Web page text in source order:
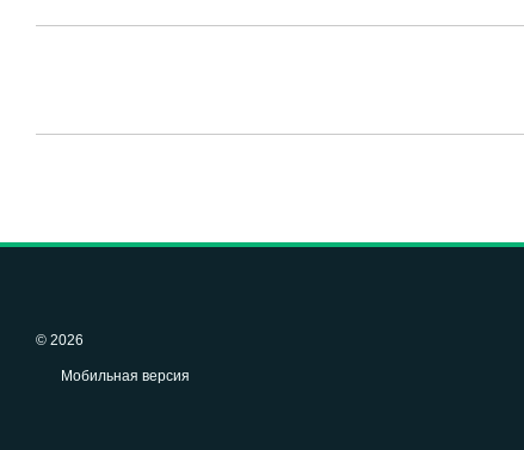
© 2026
Мобильная версия